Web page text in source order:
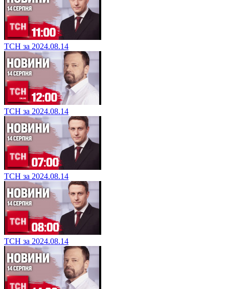
ТСН за 2024.08.14
ТСН за 2024.08.14
ТСН за 2024.08.14
ТСН за 2024.08.14